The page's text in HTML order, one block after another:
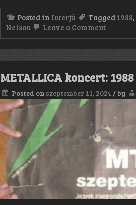
Posted in Interjú Tagged 1988,
Nelson
Leave a Commenton
brand
new
the
and
went
above
and
beyond
in
the
short
period
of
time
METALLICA koncert:
Posted on szeptember 11, 2024 /by